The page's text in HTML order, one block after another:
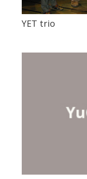
YET trio